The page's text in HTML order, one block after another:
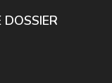
DOSSIER